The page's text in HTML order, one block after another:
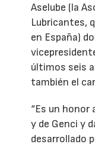
Aselube (la
Lubricantes,
en España)
últimos seis
también el
“Es un honor
y de Genci y
desarrollado